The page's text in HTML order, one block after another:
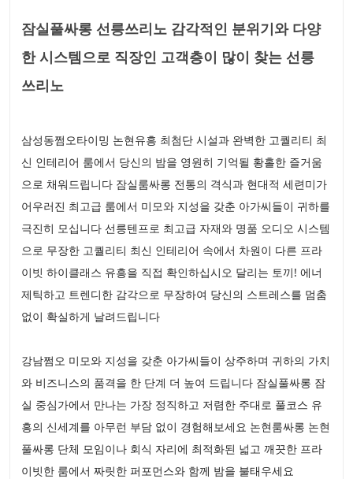
잠실풀싸롱 선릉쓰리노 감각적인 분위기와 다양
한 시스템으로 직장인 고객층이 많이 찾는 선릉
쓰리노
삼성동쩜오타이밍 논현유흥 최첨단 시설과 완벽한 고퀄리티 최
신 인테리어 룸에서 당신의 밤을 영원히 기억될 황홀한 즐거움
으로 채워드립니다 잠실룸싸롱 전통의 격식과 현대적 세련미가
어우러진 최고급 룸에서 미모와 지성을 갖춘 아가씨들이 귀하를
극진히 모십니다 선릉텐프로 최고급 자재와 명품 오디오 시스템
으로 무장한 고퀄리티 최신 인테리어 속에서 차원이 다른 프라
이빗 하이클래스 유흥을 직접 확인하십시오 달리는 토끼! 에너
제틱하고 트렌디한 감각으로 무장하여 당신의 스트레스를 멈춤
없이 확실하게 날려드립니다
강남쩜오 미모와 지성을 갖춘 아가씨들이 상주하며 귀하의 가치
와 비즈니스의 품격을 한 단계 더 높여 드립니다 잠실풀싸롱 잠
실 중심가에서 만나는 가장 정직하고 저렴한 주대로 풀코스 유
흥의 신세계를 아무런 부담 없이 경험해보세요 논현룸싸롱 논현
풀싸롱 단체 모임이나 회식 자리에 최적화된 넓고 깨끗한 프라
이빗한 룸에서 짜릿한 퍼포먼스와 함께 밤을 불태우세요